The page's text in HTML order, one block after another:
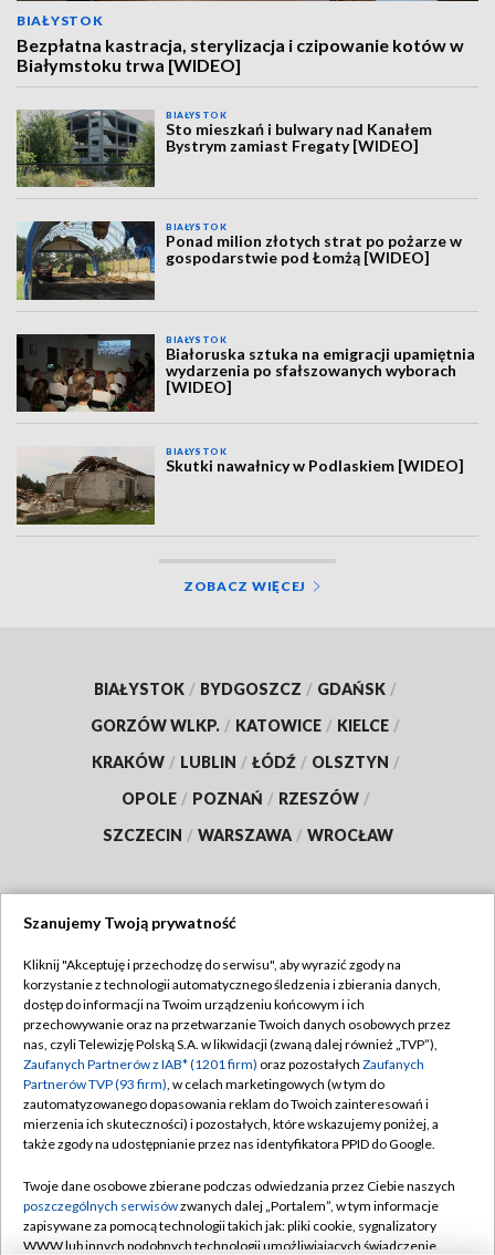
BIAŁYSTOK
Bezpłatna kastracja, sterylizacja i czipowanie kotów w
Białymstoku trwa [WIDEO]
BIAŁYSTOK
Sto mieszkań i bulwary nad Kanałem
Bystrym zamiast Fregaty [WIDEO]
BIAŁYSTOK
Ponad milion złotych strat po pożarze w
gospodarstwie pod Łomżą [WIDEO]
BIAŁYSTOK
Białoruska sztuka na emigracji upamiętnia
wydarzenia po sfałszowanych wyborach
[WIDEO]
BIAŁYSTOK
Skutki nawałnicy w Podlaskiem [WIDEO]
ZOBACZ WIĘCEJ
BIAŁYSTOK / BYDGOSZCZ / GDAŃSK /
GORZÓW WLKP. / KATOWICE / KIELCE /
KRAKÓW / LUBLIN / ŁÓDŹ / OLSZTYN /
OPOLE / POZNAŃ / RZESZÓW /
SZCZECIN / WARSZAWA / WROCŁAW
TVP
Abonament TVP
Emisja w TVP
Centrum informacji TVP
Naziemna Telewizja Cyfrowa
Rada Programowa
System NOS
Regulamin TVP
Polityka prywatności
Moje zgody
Pomoc
Kontakt
Szanujemy Twoją prywatność
Kliknij "Akceptuję i przechodzę do serwisu", aby wyrazić zgody na
korzystanie z technologii automatycznego śledzenia i zbierania danych,
dostęp do informacji na Twoim urządzeniu końcowym i ich
przechowywanie oraz na przetwarzanie Twoich danych osobowych przez
nas, czyli Telewizję Polską S.A. w likwidacji (zwaną dalej również „TVP”),
Zaufanych Partnerów z IAB* (1201 firm) oraz pozostałych Zaufanych
Partnerów TVP (93 firm), w celach marketingowych (w tym do
zautomatyzowanego dopasowania reklam do Twoich zainteresowań i
mierzenia ich skuteczności) i pozostałych, które wskazujemy poniżej, a
także zgody na udostępnianie przez nas identyfikatora PPID do Google.
Twoje dane osobowe zbierane podczas odwiedzania przez Ciebie naszych
poszczególnych serwisówzwanych dalej „Portalem”, w tym informacje
zapisywane za pomocą technologii takich jak: pliki cookie, sygnalizatory
WWW lub innych podobnych technologii umożliwiających świadczenie